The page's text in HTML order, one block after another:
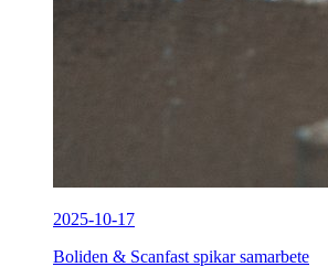
2025-10-17
Boliden & Scanfast spikar samarbete